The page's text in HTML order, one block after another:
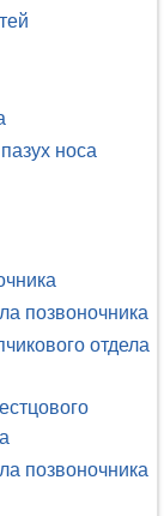
носа
позвоночника
отдела
позвоночника